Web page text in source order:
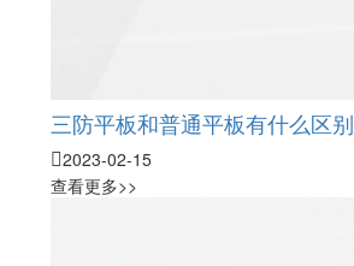
三防平板和普通平板有什么区别
2023-02-15
查看更多>>